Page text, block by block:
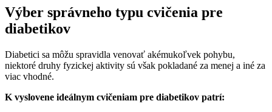
Výber správneho typu cvičenia pre
diabetikov
Diabetici sa môžu spravidla venovať akémukoľvek pohybu,
niektoré druhy fyzickej aktivity sú však pokladané za menej a iné za
viac vhodné.
K vyslovene ideálnym cvičeniam pre diabetikov patrí: